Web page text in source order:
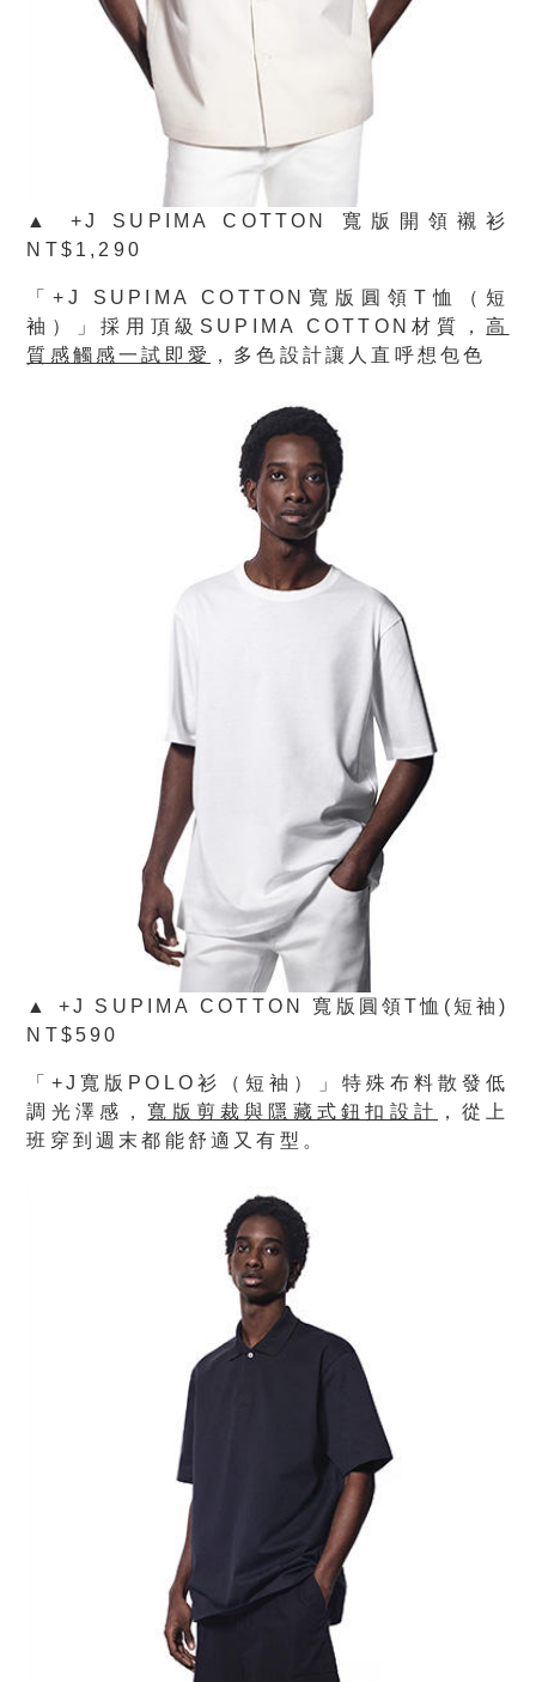
▲ +J SUPIMA COTTON 寬版開領襯衫
NT$1,290
「+J SUPIMA COTTON 寬版圓領T 恤（短
袖）」採用頂級 SUPIMA COTTON 材質，高
質感觸感一試即愛
，多色設計讓人直呼想包色
▲ +J SUPIMA COTTON 寬版圓領T恤(短袖)
NT$590
「 +J 寬版 POLO 衫（短袖）」特殊布料散發低
調光澤感，寬版剪裁與隱藏式鈕扣設計
，從上
班穿到週末都能舒適又有型。